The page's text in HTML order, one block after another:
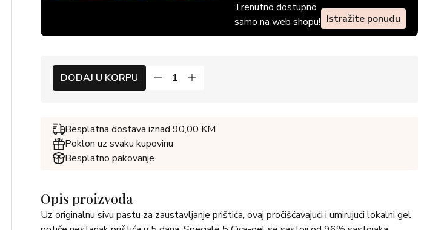
Trenutno dostupno
samo na web shopu! Istražite ponudu
DODAJ U KORPU
Besplatna dostava iznad 90,00 KM
Poklon uz svaku kupovinu
Besplatno pakovanje
Opis proizvoda
Uz originalnu sivu pastu za zaustavljanje prištića, ovaj pročišćavajući i umirujući lokalni gel